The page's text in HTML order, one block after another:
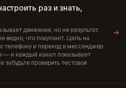
раз и знать,
движение, но не результат:
видно, что покупают. Цель на
телефону и переход в мессенджер
— и каждый канал показывает
проверить тестовой
→